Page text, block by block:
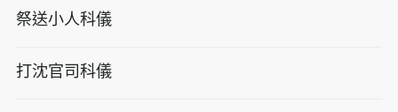
祭送小人科儀
打沈官司科儀